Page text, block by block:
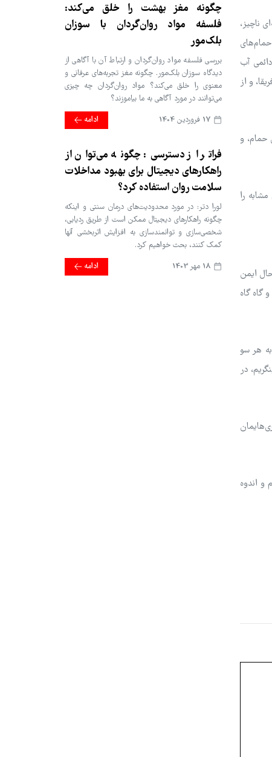
ناچیز،
آب
و از
حمام، و
را
ایمن
گاه گاه
هر سو
در
و اندوه
چگونه مغز بهشت را خلق می‌کند:
فلسفه مواد روان‌گردان با سوزان
بلک‌مور
بررسی فلسفه مواد روان‌گردان و ارتباط آن با آگاهی از
دیدگاه سوزان بلک‌مور. چگونه مغز تجربه‌های عرفانی و
معنوی را خلق می‌کند؟ مواد روان‌گردان چه چیزی
می‌توانند در مورد آگاهی به ما بیاموزند؟
ادامه
فراتر از دسترسی: چگونه می‌توان از
راهکارهای دیجیتال برای بهبود مداخلات
سلامت روان استفاده کرد؟
لورا دتر: در مورد محدودیت‌های درمان سنتی و اینکه
چگونه راهکارهای دیجیتال ممکن است از طریق ردیابی،
شخصی‌سازی و توانمندسازی به افزایش اثربخشی آنها
کمک کنند، بحث خواهیم کرد.
ادامه